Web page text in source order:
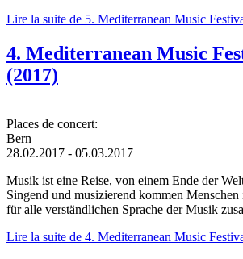
Lire la suite de 5. Mediterranean Music
4. Mediterranean Music
(2017)
Places de concert:
Bern
28.02.2017 - 05.03.2017
Musik ist eine Reise, von einem Ende der
Singend und musizierend kommen
für alle verständlichen Sprache der Musik
Lire la suite de 4. Mediterranean Music